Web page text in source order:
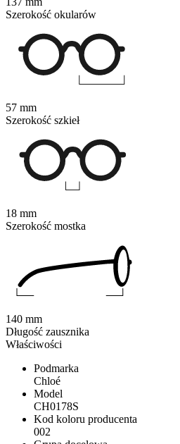
Właściwości
Podmarka
Chloé
Model
CH0178S
Kod koloru producenta
002
Szerokość okularów
57 mm
Szerokość szkieł
18 mm
Szerokość mostka
140 mm
Długość zausznika